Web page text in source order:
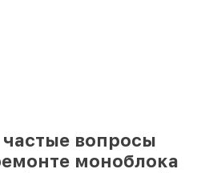
вопросы
моноблока